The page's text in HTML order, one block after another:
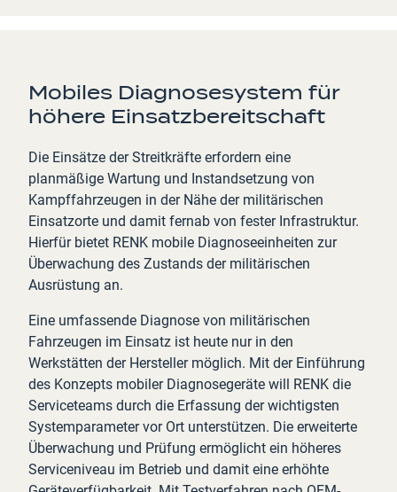
Mobiles Diagnosesystem für
höhere Einsatzbereitschaft
Die Einsätze der Streitkräfte erfordern eine
planmäßige Wartung und Instandsetzung von
Kampffahrzeugen in der Nähe der militärischen
Einsatzorte und damit fernab von fester Infrastruktur.
Hierfür bietet RENK mobile Diagnoseeinheiten zur
Überwachung des Zustands der militärischen
Ausrüstung an.
Eine umfassende Diagnose von militärischen
Fahrzeugen im Einsatz ist heute nur in den
Werkstätten der Hersteller möglich. Mit der Einführung
des Konzepts mobiler Diagnosegeräte will RENK die
Serviceteams durch die Erfassung der wichtigsten
Systemparameter vor Ort unterstützen. Die erweiterte
Überwachung und Prüfung ermöglicht ein höheres
Serviceniveau im Betrieb und damit eine erhöhte